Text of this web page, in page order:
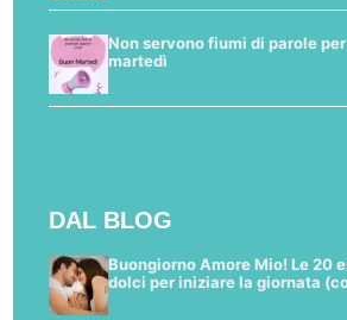
Non servono fiumi di parole
martedì
DAL BLOG
Buongiorno Amore Mio! Le 20
dolci per iniziare la giornata